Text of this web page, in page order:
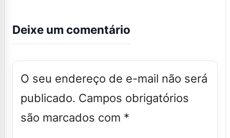
Deixe um comentário
O seu endereço de e-mail não será
publicado. Campos obrigatórios
são marcados com *